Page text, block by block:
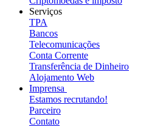
Serviços
TPA
Bancos
Telecomunicações
Conta Corrente
Transferência de Dinheiro
Alojamento Web
Imprensa
Estamos recrutando!
Parceiro
Contato